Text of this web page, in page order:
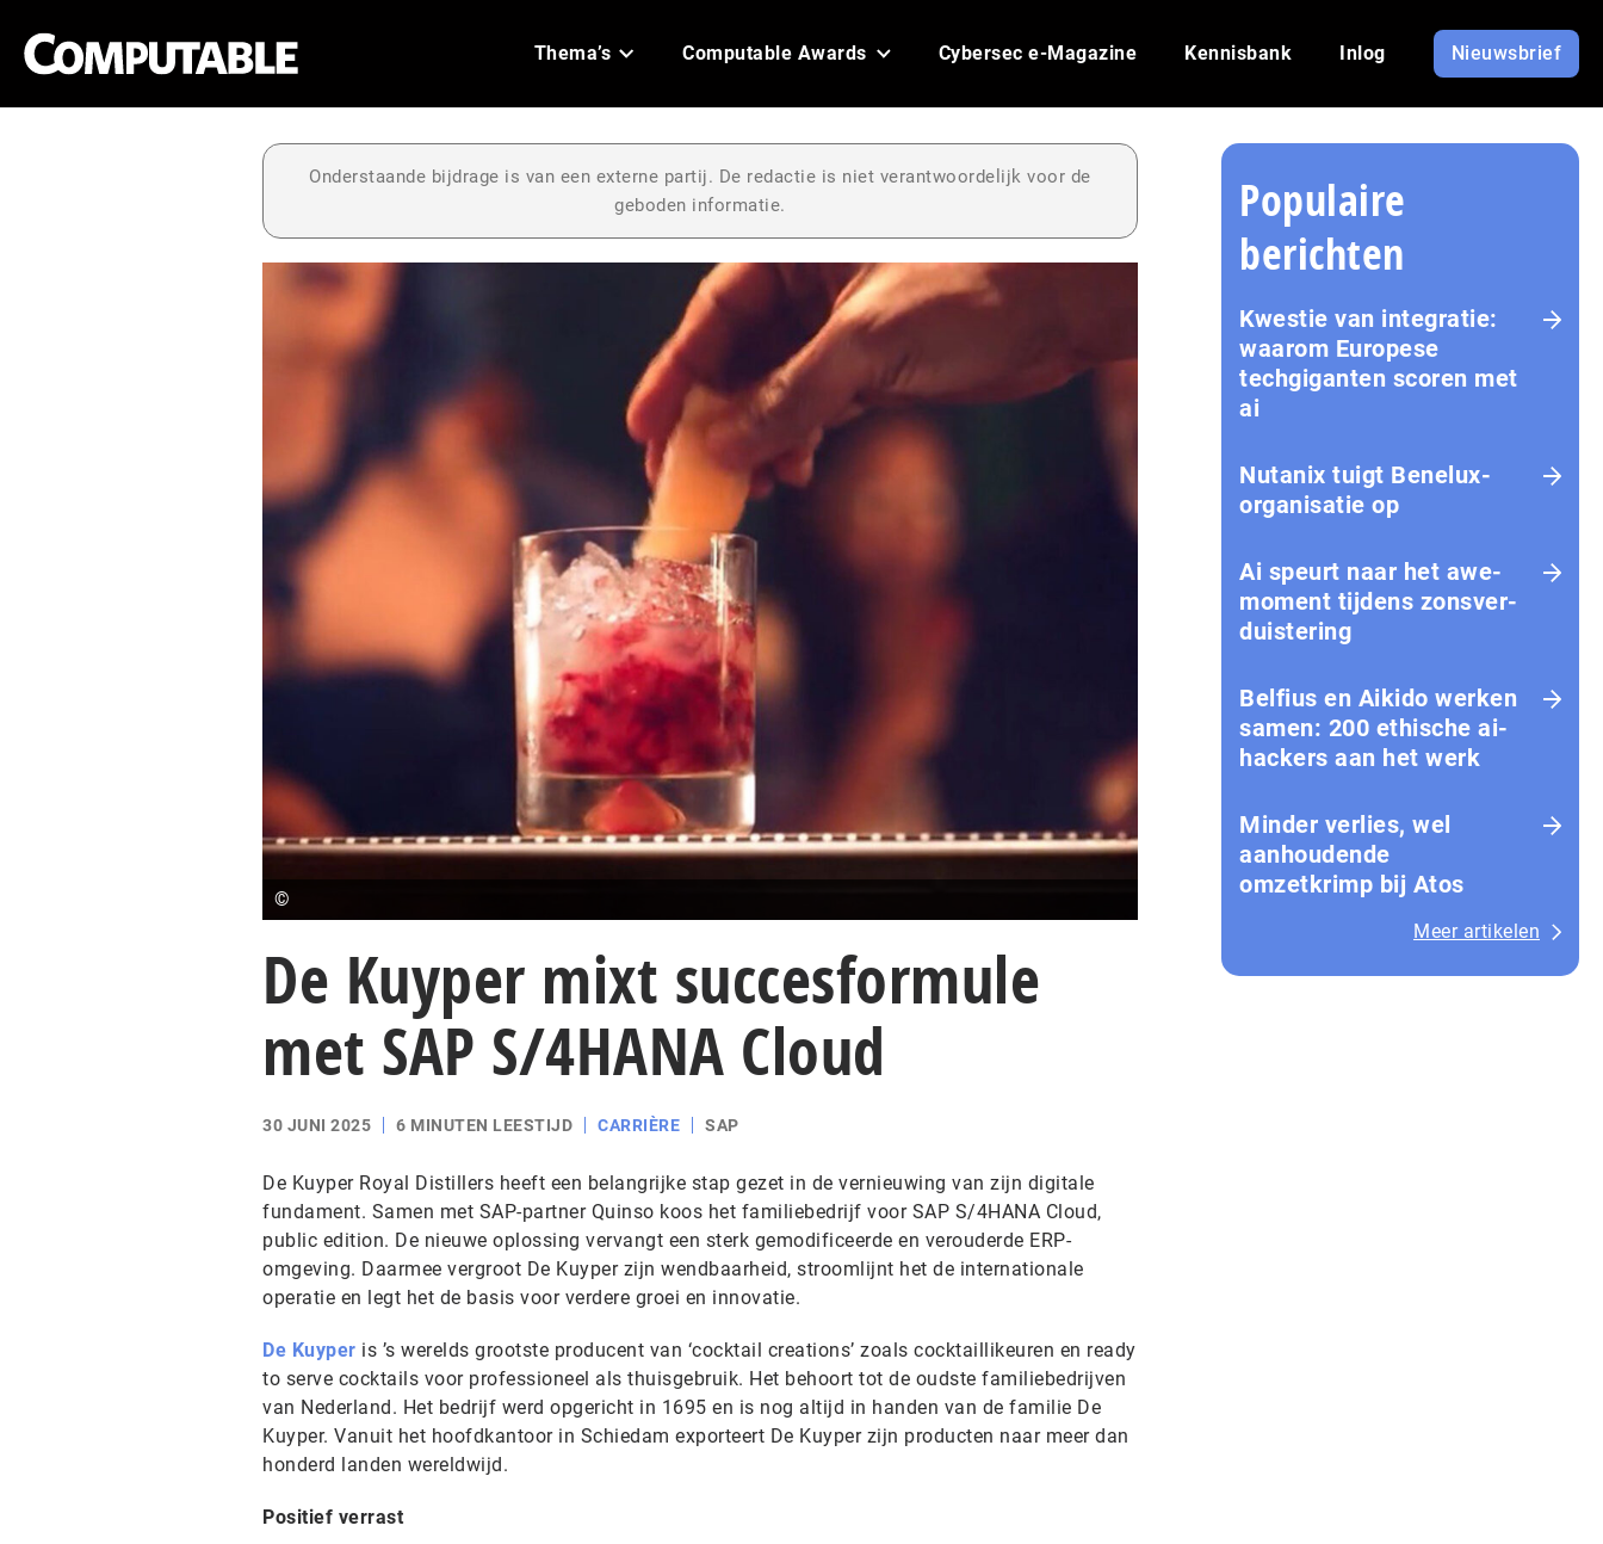
Thema’s Computable Awards Cybersec e-Magazine Kennisbank Inlog Nieuwsbrief
Onderstaande bijdrage is van een externe partij. De redactie is niet verantwoordelijk voor de
geboden informatie.
©
De Kuyper mixt succesformule
met SAP S/4HANA Cloud
30 JUNI 2025 6 MINUTEN LEESTIJD CARRIÈRE SAP
De Kuyper Royal Distillers heeft een belangrijke stap gezet in de vernieuwing van zijn digitale
fundament. Samen met SAP-partner Quinso koos het familiebedrijf voor SAP S/4HANA Cloud,
public edition. De nieuwe oplossing vervangt een sterk gemodificeerde en verouderde ERP-
omgeving. Daarmee vergroot De Kuyper zijn wendbaarheid, stroomlijnt het de internationale
operatie en legt het de basis voor verdere groei en innovatie.
De Kuyper is ’s werelds grootste producent van ‘cocktail creations’ zoals cocktaillikeuren en ready
to serve cocktails voor professioneel als thuisgebruik. Het behoort tot de oudste familiebedrijven
van Nederland. Het bedrijf werd opgericht in 1695 en is nog altijd in handen van de familie De
Kuyper. Vanuit het hoofdkantoor in Schiedam exporteert De Kuyper zijn producten naar meer dan
honderd landen wereldwijd.
Positief verrast
Populaire
berichten
Kwestie van integratie:
waarom Europese
techgiganten scoren met
ai
Nutanix tuigt Benelux-
organisatie op
Ai speurt naar het awe-
moment tijdens zons­ver­
duis­te­ring
Belfius en Aikido werken
samen: 200 ethische ai-
hackers aan het werk
Minder verlies, wel
aanhoudende
omzetkrimp bij Atos
Meer artikelen